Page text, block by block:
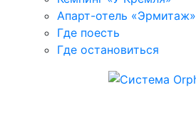
Апарт-отель «Эрмитаж»
Где поесть
Где остановиться